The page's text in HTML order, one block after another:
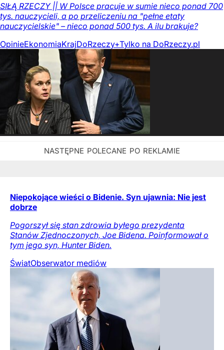
SIŁĄ RZECZY || W Polsce pracuje w sumie nieco ponad 700
tys. nauczycieli, a po przeliczeniu na "pełne etaty
nauczycielskie" – nieco ponad 500 tys. A ilu brakuje?
OpinieEkonomiaKrajDoRzeczy+Tylko na DoRzeczy.pl
Niepokojące wieści o Bidenie. Syn ujawnia: Nie jest
dobrze
Pogorszył się stan zdrowia byłego prezydenta
Stanów Zjednoczonych, Joe Bidena. Poinformował o
tym jego syn, Hunter Biden.
ŚwiatObserwator mediów